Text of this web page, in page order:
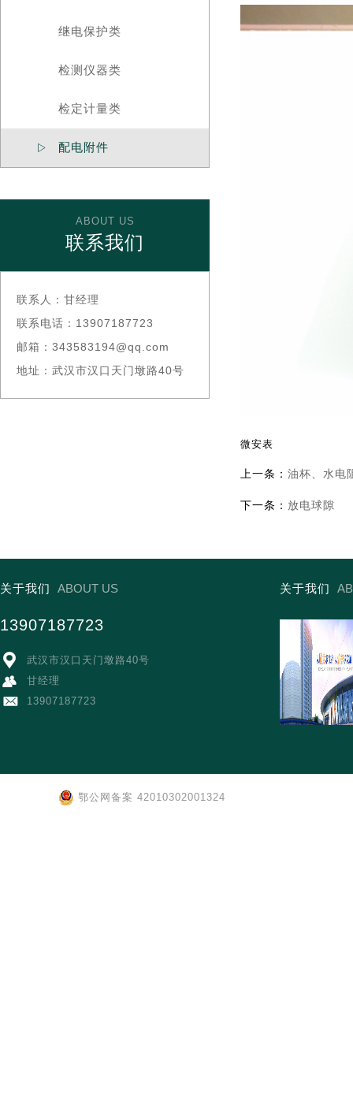
继电保护类
检测仪器类
检定计量类
 配电附件
ABOUT US
联系我们
联系人： 甘经理
联系电话： 13907187723
邮箱： 343583194@qq.com
地址： 武汉市汉口天门墩路40号
微安表
上一条： 油杯、水电
下一条： 放电球隙
关于我们 ABOUT US
13907187723
 武汉市汉口天门墩路40号
 甘经理
 13907187723
关于我们
鄂公网备案 42010302001324